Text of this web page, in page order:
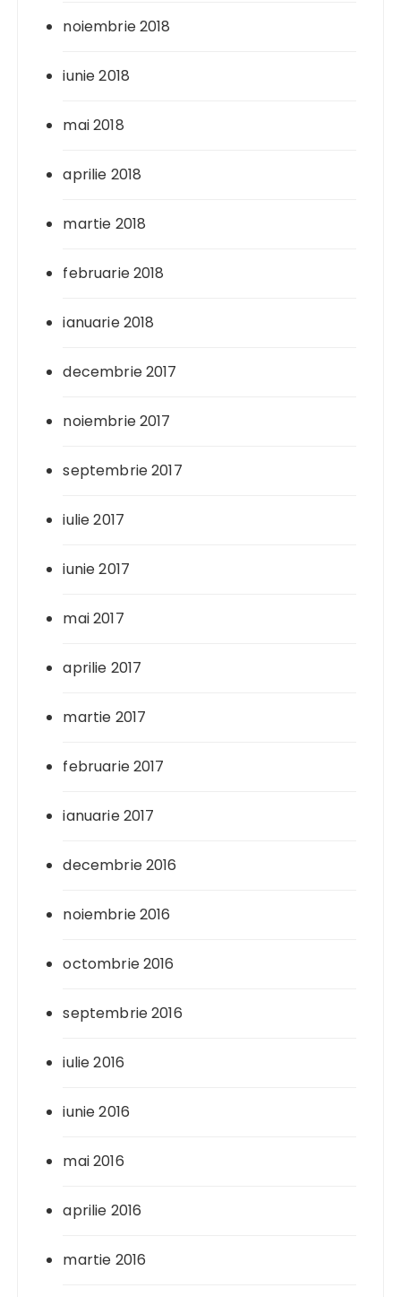
noiembrie 2018
iunie 2018
mai 2018
aprilie 2018
martie 2018
februarie 2018
ianuarie 2018
decembrie 2017
noiembrie 2017
septembrie 2017
iulie 2017
iunie 2017
mai 2017
aprilie 2017
martie 2017
februarie 2017
ianuarie 2017
decembrie 2016
noiembrie 2016
octombrie 2016
septembrie 2016
iulie 2016
iunie 2016
mai 2016
aprilie 2016
martie 2016